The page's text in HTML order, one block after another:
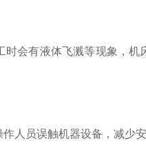
有液体飞溅等现象，机
员误触机器设备，减少安